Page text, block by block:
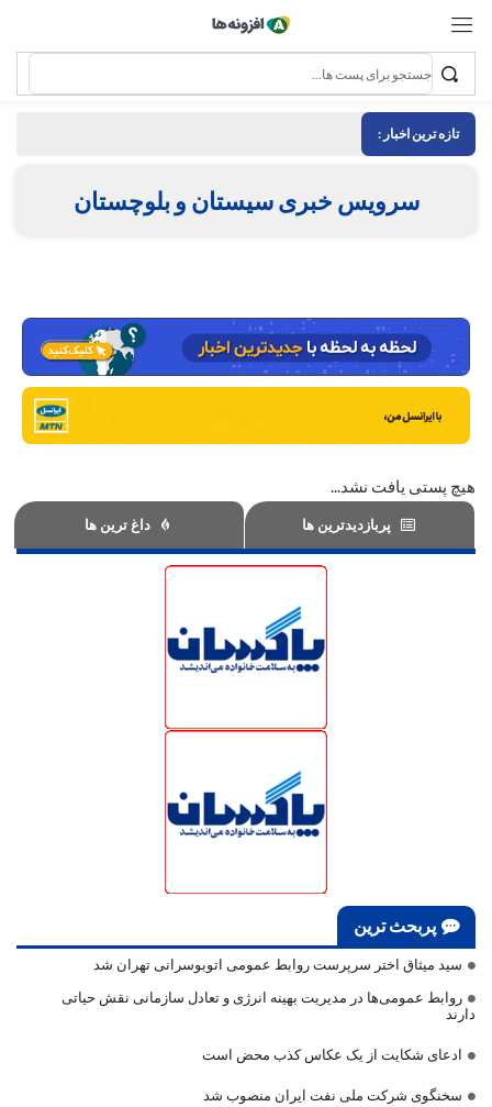
تازه ترین اخبار :
سرویس خبری سیستان و بلوچستان
هیچ پستی یافت نشد...
پربازدیدترین ها داغ ترین ها
پربحث ترین
سید میثاق اختر سرپرست روابط عمومی اتوبوسرانی تهران شد
روابط عمومی‌ها در مدیریت بهینه انرژی و تعادل سازمانی نقش حیاتی
دارند
ادعای شکایت از یک عکاس کذب محض است
سخنگوی شرکت ملی نفت ایران منصوب شد